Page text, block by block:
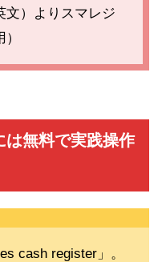
文）よりスマレジ
は無料で実践操作
cash register」。